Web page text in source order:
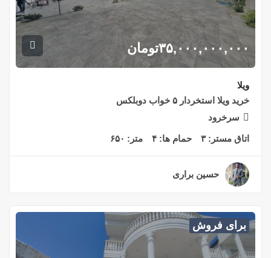
۳۵,۰۰۰,۰۰۰,۰۰۰تومان
ویلا
خرید ویلا استخردار ۵ خواب دوبلکس
سرخرود
اتاق مستر:۳ حمام ها: ۴ متر: ۶۵۰
حسین براری
برای فروش